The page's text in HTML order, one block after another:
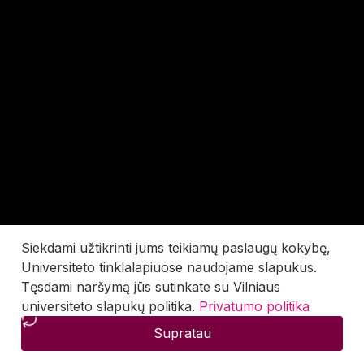
Siekdami užtikrinti jums teikiamų paslaugų kokybę,
Universiteto tinklalapiuose naudojame slapukus.
Tęsdami naršymą jūs sutinkate su Vilniaus
universiteto slapukų politika. Privatumo politika
Supratau